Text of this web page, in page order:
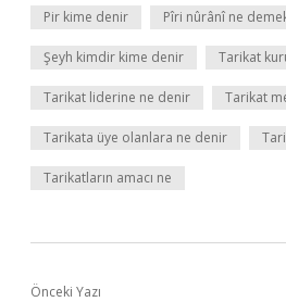
Pir kime denir Pîri nûrânî ne
Şeyh kimdir kime denir Tarikat
Tarikat liderine ne denir Tarikat
Tarikata üye olanlara ne denir
Tarikatların amacı ne
Önceki Yazı